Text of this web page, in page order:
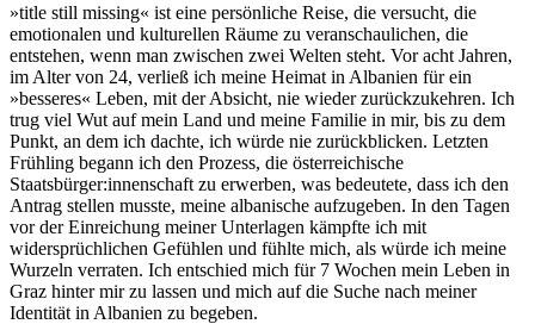
»title still missing« ist eine persönliche Reise, die versucht, die
emotionalen und kulturellen Räume zu veranschaulichen, die
entstehen, wenn man zwischen zwei Welten steht. Vor acht Jahren,
im Alter von 24, verließ ich meine Heimat in Albanien für ein
»besseres« Leben, mit der Absicht, nie wieder zurückzukehren. Ich
trug viel Wut auf mein Land und meine Familie in mir, bis zu dem
Punkt, an dem ich dachte, ich würde nie zurückblicken. Letzten
Frühling begann ich den Prozess, die österreichische
Staatsbürger:innenschaft zu erwerben, was bedeutete, dass ich den
Antrag stellen musste, meine albanische aufzugeben. In den Tagen
vor der Einreichung meiner Unterlagen kämpfte ich mit
widersprüchlichen Gefühlen und fühlte mich, als würde ich meine
Wurzeln verraten. Ich entschied mich für 7 Wochen mein Leben in
Graz hinter mir zu lassen und mich auf die Suche nach meiner
Identität in Albanien zu begeben.